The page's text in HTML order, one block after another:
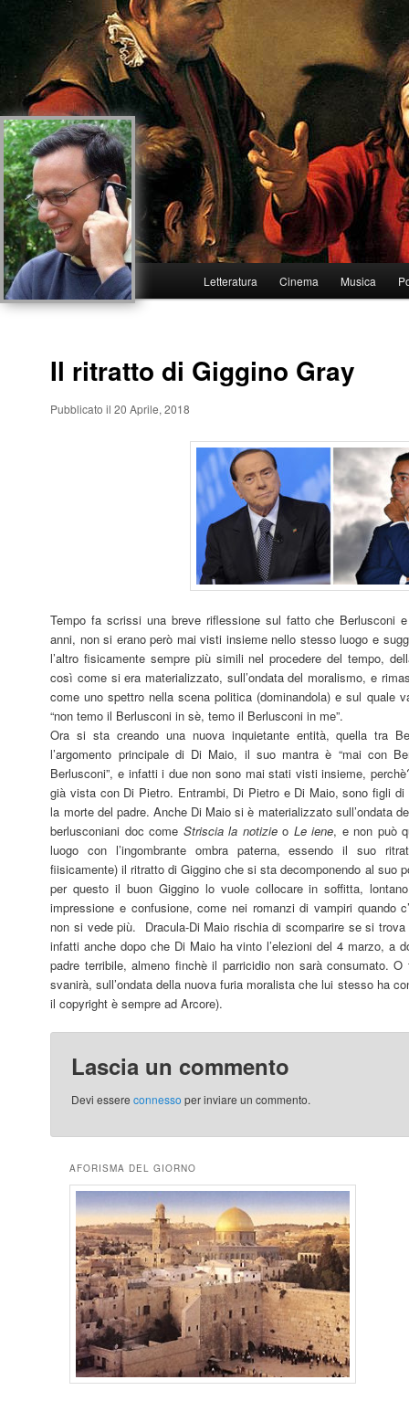
Menu
principale
Vai
contenuto
Vai
contenuto
Letteratura Cinema Musica
Il ritratto di Giggino Gray
Pubblicato il 20 Aprile, 2018
Tempo fa scrissi una breve riflessione sul fatto che Berlusconi
anni, non si erano però mai visti insieme nello stesso luogo e
l’altro fisicamente sempre più simili nel procedere del tempo,
così come si era materializzato, sull’ondata del moralismo, e
come uno spettro nella scena politica (dominandola) e sul quale
“non temo il Berlusconi in sè, temo il Berlusconi in me”.
Ora si sta creando una nuova inquietante entità, quella tra
l’argomento principale di Di Maio, il suo mantra è “mai con
Berlusconi”, e infatti i due non sono mai stati visti insieme,
già vista con Di Pietro. Entrambi, Di Pietro e Di Maio, sono figli di
la morte del padre. Anche Di Maio si è materializzato sull’ondata
berlusconiani doc come Striscia la notizieo Le iene, e non può
luogo con l’ingombrante ombra paterna, essendo il suo
fiisicamente) il ritratto di Giggino che si sta decomponendo al suo
per questo il buon Giggino lo vuole collocare in soffitta,
impressione e confusione, come nei romanzi di vampiri quando
non si vede più. Dracula-Di Maio rischia di scomparire se si
infatti anche dopo che Di Maio ha vinto l’elezioni del 4 marzo, a
padre terribile, almeno finchè il parricidio non sarà consumato.
svanirà, sull’ondata della nuova furia moralista che lui stesso ha
il copyright è sempre ad Arcore).
Lascia un commento
Devi essere connesso per inviare un commento.
AFORISMA DEL GIORNO